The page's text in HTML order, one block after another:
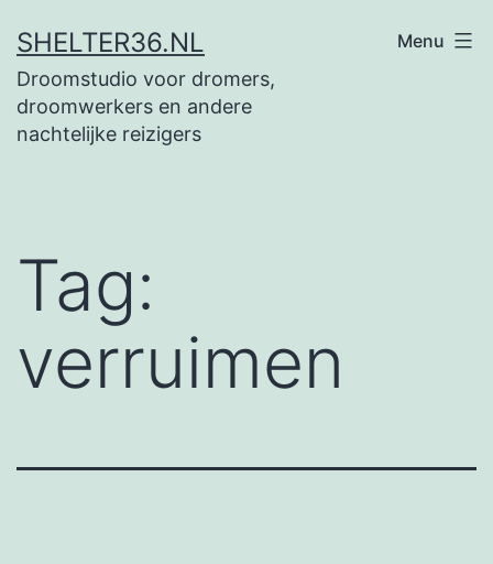
naar
de
inhoud
SHELTER36.NL
Droomstudio voor dromers,
droomwerkers en andere
nachtelijke reizigers
Menu
Tag:
verruimen